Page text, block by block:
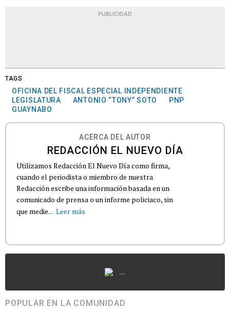
PUBLICIDAD
TAGS
OFICINA DEL FISCAL ESPECIAL INDEPENDIENTE
LEGISLATURA
ANTONIO “TONY” SOTO
PNP
GUAYNABO
ACERCA DEL AUTOR
REDACCIÓN EL NUEVO DÍA
Utilizamos Redacción El Nuevo Día como firma,
cuando el periodista o miembro de nuestra
Redacción escribe una información basada en un
comunicado de prensa o un informe policiaco, sin
que medie... Leer más
...
POPULAR EN LA COMUNIDAD